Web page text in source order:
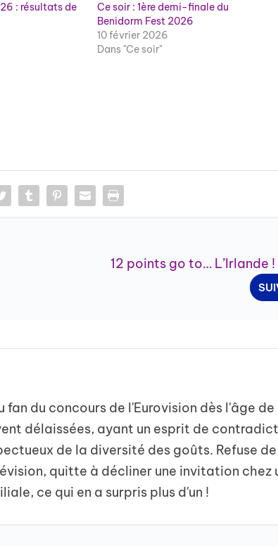
: résultats de
Ce soir : 1ère demi-finale du
Benidorm Fest 2026
10 février 2026
Dans "Ce soir"
12 points go to… L’Irlande
du concours de l'Eurovision dès l'âge de
délaissées, ayant un esprit de
de la diversité des goûts. Refuse
quitte à décliner une invitation chez
ce qui en a surpris plus d'un !